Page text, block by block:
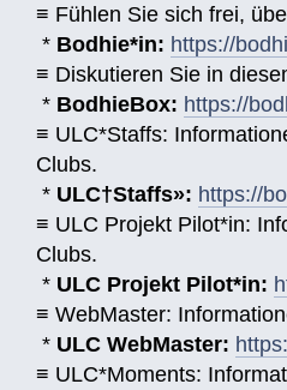
≡ Fühlen Sie sich frei,
* Bodhie*in: https://
≡ Diskutieren Sie in
* BodhieBox: https://
≡ ULC*Staffs:
Clubs.
* ULC†Staffs»: https://
≡ ULC Projekt Pilot*in:
Clubs.
* ULC Projekt Pilot*in:
≡ WebMaster:
* ULC WebMaster:
≡ ULC*Moments: